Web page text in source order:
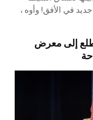
في الأفق! وأوه ،
إلى معرض